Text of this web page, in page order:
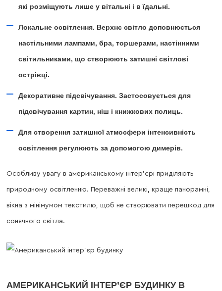
які розміщують лише у вітальні і в їдальні.
Локальне освітлення. Верхнє світло доповнюється
настільними лампами, бра, торшерами, настінними
світильниками, що створюють затишні світлові
острівці.
Декоративне підсвічування. Застосовується для
підсвічування картин, ніш і книжкових полиць.
Для створення затишної атмосфери інтенсивність
освітлення регулюють за допомогою димерів.
Особливу увагу в американському інтер’єрі приділяють
природному освітленню. Переважні великі, краще панорамні,
вікна з мінімумом текстилю, щоб не створювати перешкод для
сонячного світла.
АМЕРИКАНСЬКИЙ ІНТЕР’ЄР БУДИНКУ В